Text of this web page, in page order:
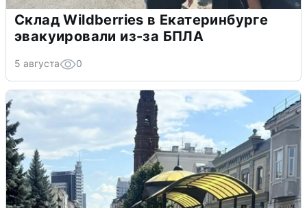
Склад Wildberries в Екатеринбурге
эвакуировали из-за БПЛА
5 августа 0